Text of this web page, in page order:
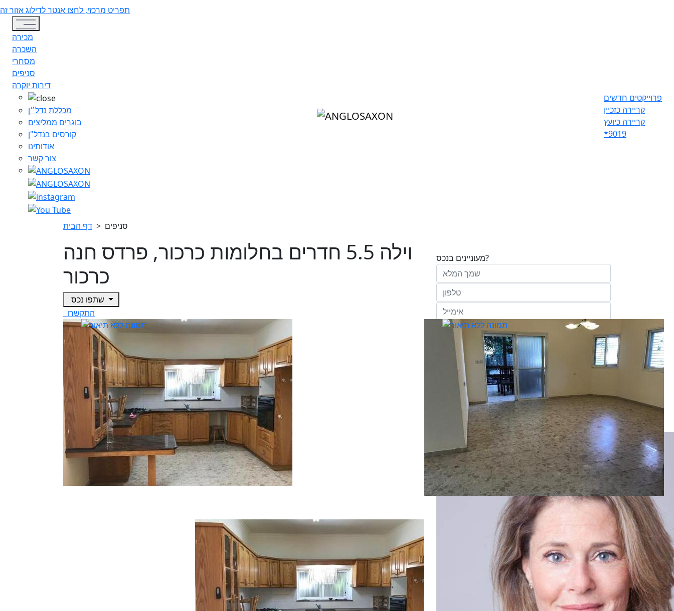
תפריט מרכזי, לחצו אנטר לדילוג אזור זה
Toggle navigation
מכירה
השכרה
מסחרי
סניפים
דירות יוקרה
מכללת נדל״ן
בוגרים ממליצים
קורסים בנדל"ן
אודותינו
צור קשר
פרוייקטים חדשים
קריירה כזכיין
קריירה כיועץ
*9019
דף הבית > סניפים
וילה 5.5 חדרים בחלומות כרכור, פרדס חנה
כרכור
התקשרו
מעוניינים בנכס?
הריני נותן בזאת את הסכמתי המפורשת לקבל
בע"מ ו/או מי מטעמה ("אנגלו סכסון") בדוא"ל,
במסרונים ובשיחת טלפון שיווקית, הצעות ודברי שיווק
ופרסומת כהגדרתם בחוק וכן, שפרטיי האישיים
יישמרו במאגריה וישמשו אותה לשליחת מידע ולקידום
פעילותיה, לרבות אך לא רק, לעריכת ניתוח מידע
ומחקר סטטיסטי.למדיניות הפרטיות של החברה.